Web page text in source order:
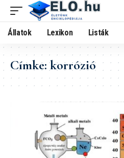
Állatok Lexikon Listák
Címke:korrózió